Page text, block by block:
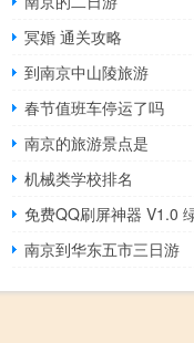
冥婚 通关攻略
到南京中山陵旅游
春节值班车停运了吗
南京的旅游景点是
机械类学校排名
南京到华东五市三日游